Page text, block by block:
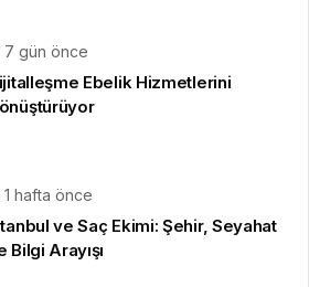
7 gün önce
Ebelik Hizmetlerini
1 hafta önce
ve Saç Ekimi: Şehir, Seyahat
Bilgi Arayışı